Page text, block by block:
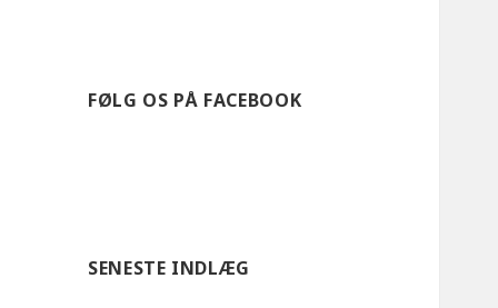
FØLG OS PÅ FACEBOOK
SENESTE INDLÆG